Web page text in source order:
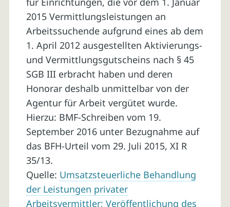
2015 Vermittlungsleistungen an
Arbeitssuchende aufgrund eines ab dem
1. April 2012 ausgestellten Aktivierungs-
und Vermittlungsgutscheins nach § 45
SGB III erbracht haben und deren
Honorar deshalb unmittelbar von der
Agentur für Arbeit vergütet wurde.
Hierzu: BMF-Schreiben vom 19.
September 2016 unter Bezugnahme auf
das BFH-Urteil vom 29. Juli 2015, XI R
35/13.
Quelle: Umsatzsteuerliche Behandlung
der Leistungen privater
Arbeitsvermittler; Veröffentlichung des